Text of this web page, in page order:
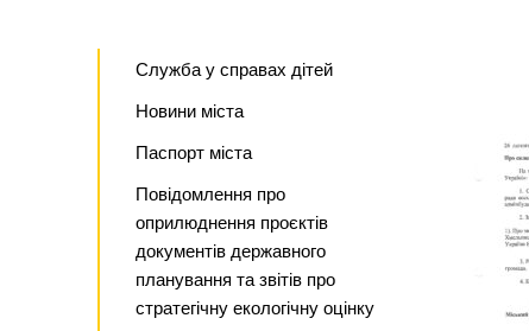
Служба у справах дітей
Новини міста
Паспорт міста
Повідомлення про
оприлюднення проєктів
документів державного
планування та звітів про
стратегічну екологічну оцінку